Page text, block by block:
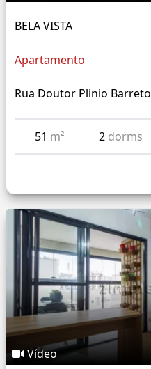
BELA VISTA
Apartamento
Rua Doutor Plinio Barreto
51 m² 2 dorms
Vídeo